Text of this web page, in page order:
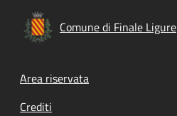
Comune di Finale Ligure
Footer menu
Area riservata
Crediti